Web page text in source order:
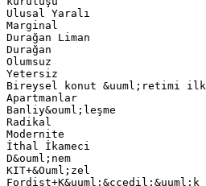
Ulusal Yaralı
Marginal
Durağan Liman
Durağan
Olumsuz
Yetersiz
Bireysel konut &uuml;retimi ilk
Apartmanlar
Banliy&ouml;leşme
Radikal
Modernite
İthal İkameci
D&ouml;nem
KIT+&Ouml;zel
Fordist+K&uuml;&ccedil;&uuml;k